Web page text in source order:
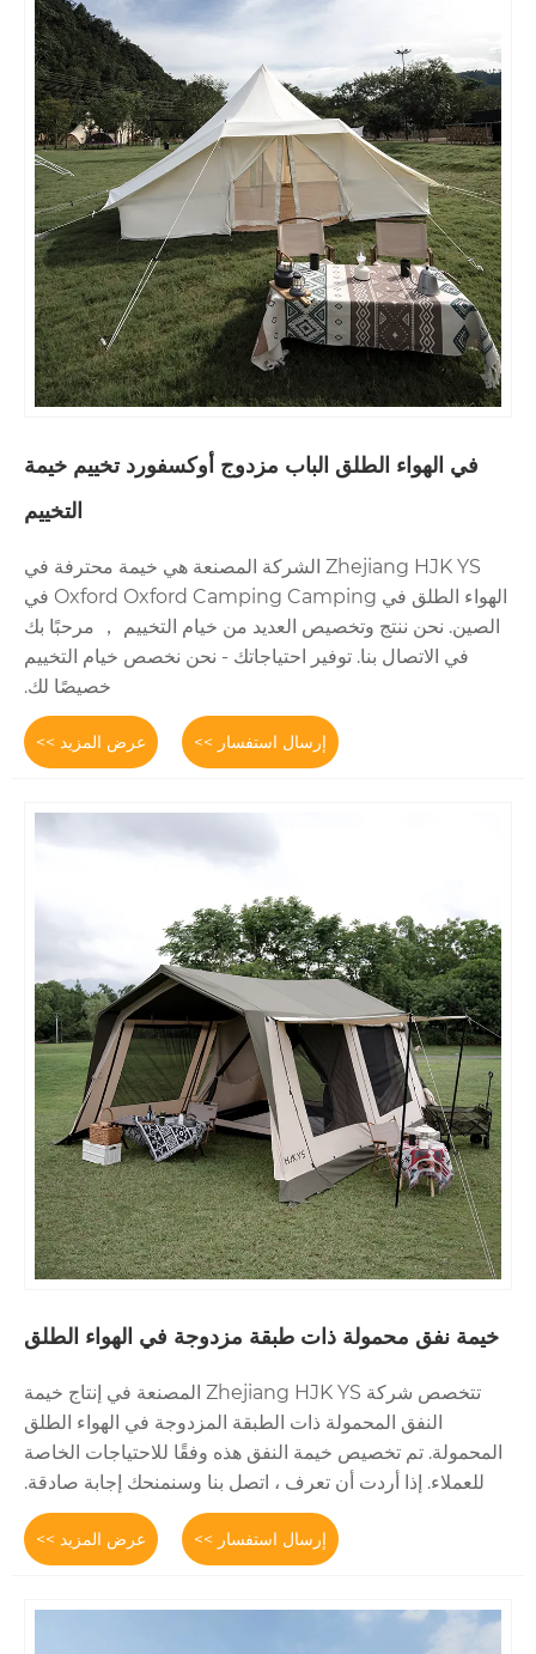
الباب مزدوج أوكسفورد تخييم خيمة
Zhejiang HJK YS الشركة المصنعة هي خيمة محترفة في
الهواء الطلق في Oxford Oxford Camping Camping في
العديد من خيام التخييم ， مرحبًا بك
توفير احتياجاتك - نحن نخصص خيام التخييم
عرض المزيد >>
ذات طبقة مزدوجة في الهواء الطلق
تتخصص شركة Zhejiang HJK YS المصنعة في إنتاج خيمة
ذات الطبقة المزدوجة في الهواء الطلق
خيمة النفق هذه وفقًا للاحتياجات الخاصة
أن تعرف ، اتصل بنا وسنمنحك إجابة صادقة.
عرض المزيد >>